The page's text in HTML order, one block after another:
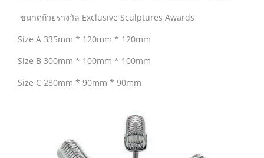
ขนาดถ้วยรางวัล Exclusive Sculptures Awards
Size A 335mm * 120mm * 120mm
Size B 300mm * 100mm * 100mm
Size C 280mm * 90mm * 90mm